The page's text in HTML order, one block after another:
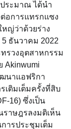
ระมาณ ได้นำ
อการแทรกแซง
ญ่ว่าด้วยร่าง
ธันวาคม 2022
รวงอุตสาหกรรม
Akinwumi
นาแอฟริกา
เติมเต็มครั้งที่สิบ
16) ซึ่งเป็น
าษฎรลงมติเห็น
ารประชุมเต็ม